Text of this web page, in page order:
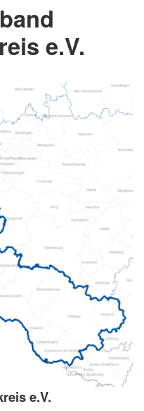
e.V.
e.V.